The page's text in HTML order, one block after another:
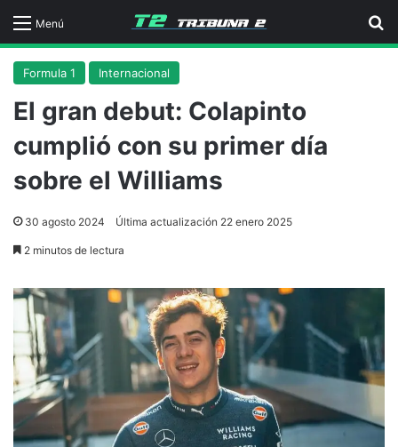
Menú
Formula 1 Internacional
El gran debut: Colapinto
cumplió con su primer día
sobre el Williams
30 agosto 2024 Última actualización 22 enero 2025
2 minutos de lectura